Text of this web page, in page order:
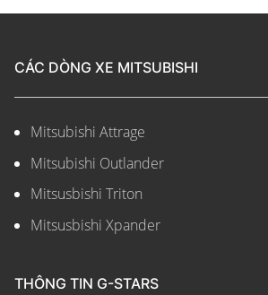
CÁC DÒNG XE MITSUBISHI
Mitsubishi Attrage
Mitsubishi Outlander
Mitsusbishi Triton
Mitsusbishi Xpander
THÔNG TIN G-STARS